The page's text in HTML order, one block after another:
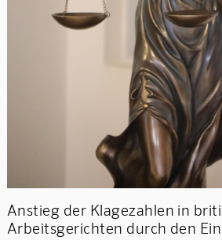
Anstieg der Klagezahlen in
Arbeitsgerichten durch den